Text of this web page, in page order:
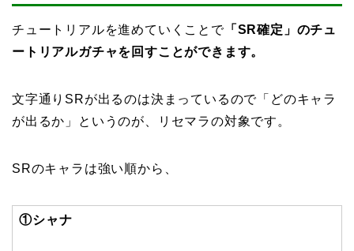
チュートリアルを進めていくことで「SR確定」のチュ
ートリアルガチャを回すことができます。
文字通りSRが出るのは決まっているので「どのキャラ
が出るか」というのが、リセマラの対象です。
SRのキャラは強い順から、
①シャナ